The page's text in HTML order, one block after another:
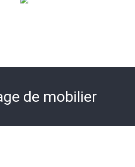
de mobilier